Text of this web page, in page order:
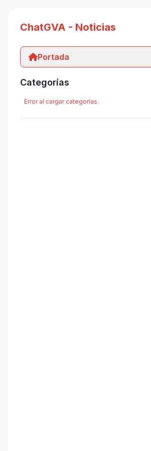
ChatGVA - Noticias
Portada
Categorías
Error al cargar categorías.